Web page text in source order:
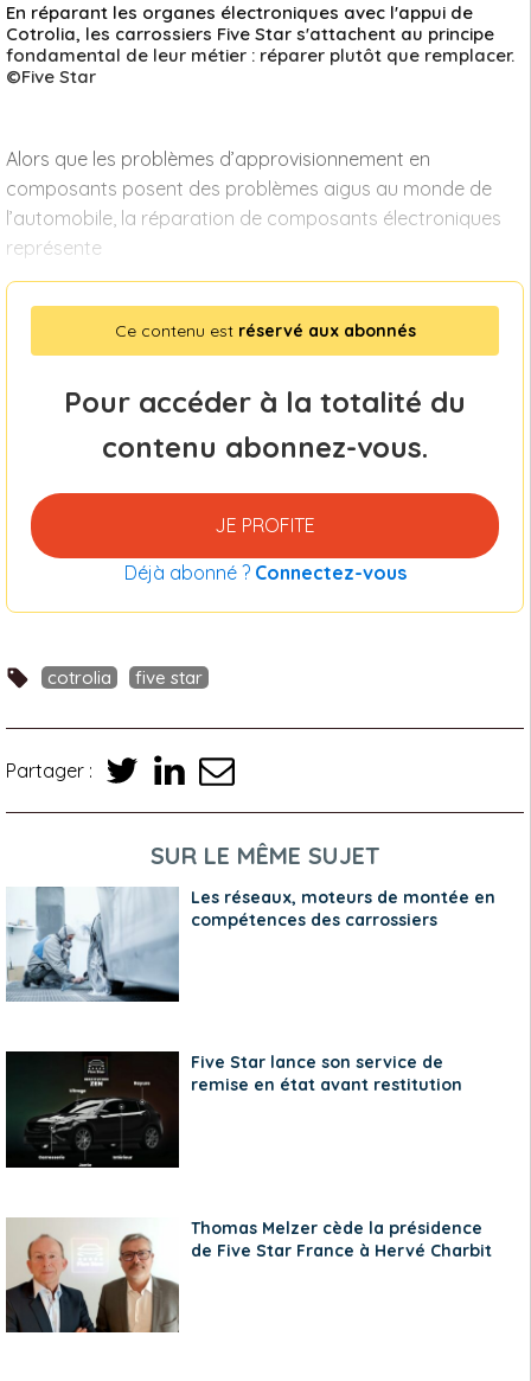
En réparant les organes électroniques avec l'appui de
Cotrolia, les carrossiers Five Star s'attachent au principe
fondamental de leur métier : réparer plutôt que remplacer.
©Five Star
Alors que les problèmes d’approvisionnement en
composants posent des problèmes aigus au monde de
l’automobile, la réparation de composants électroniques
représente
Ce contenu est réservé aux abonnés
Pour accéder à la totalité du
contenu abonnez-vous.
JE PROFITE
Déjà abonné ? Connectez-vous
cotrolia five star
Partager :
SUR LE MÊME SUJET
Les réseaux, moteurs de montée en
compétences des carrossiers
Five Star lance son service de
remise en état avant restitution
Thomas Melzer cède la présidence
de Five Star France à Hervé Charbit